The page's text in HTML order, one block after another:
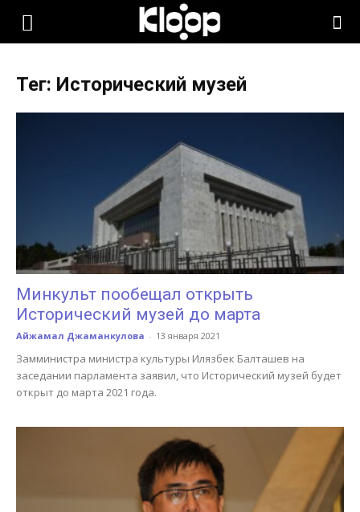
KLOOP.KG
Тег: Исторический музей
Минкульт пообещал открыть
Исторический музей до марта
Айжамал Джаманкулова - 13 января 2021
Замминистра министра культуры Илязбек Балташев на
заседании парламента заявил, что Исторический музей будет
открыт до марта 2021 года.